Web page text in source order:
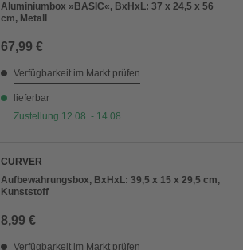
Aluminiumbox »BASIC«, BxHxL: 37 x 24,5 x 56
cm, Metall
67,99 €
Verfügbarkeit im Markt prüfen
lieferbar
Zustellung 12.08. - 14.08.
CURVER
Aufbewahrungsbox, BxHxL: 39,5 x 15 x 29,5 cm,
Kunststoff
8,99 €
Verfügbarkeit im Markt prüfen